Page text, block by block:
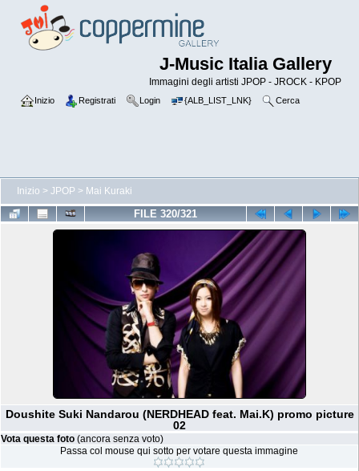
J-Music Italia Gallery
Immagini degli artisti JPOP - JROCK - KPOP
Inizio Registrati Login {ALB_LIST_LNK} Cerca
Inizio > JPOP > Mai Kuraki
FILE 320/321
Doushite Suki Nandarou (NERDHEAD feat. Mai.K) promo picture
02
Vota questa foto (ancora senza voto)
Passa col mouse qui sotto per votare questa immagine